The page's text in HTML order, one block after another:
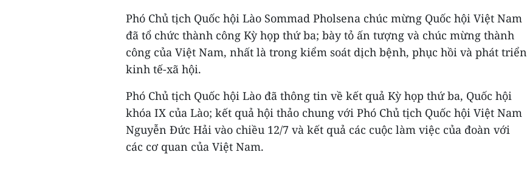
Phó Chủ tịch Quốc hội Lào Sommad Pholsena chúc mừng Quốc hội Việt Nam
đã tổ chức thành công Kỳ họp thứ ba; bày tỏ ấn tượng và chúc mừng thành
công của Việt Nam, nhất là trong kiểm soát dịch bệnh, phục hồi và phát triển
kinh tế-xã hội.
Phó Chủ tịch Quốc hội Lào đã thông tin về kết quả Kỳ họp thứ ba, Quốc hội
khóa IX của Lào; kết quả hội thảo chung với Phó Chủ tịch Quốc hội Việt Nam
Nguyễn Đức Hải vào chiều 12/7 và kết quả các cuộc làm việc của đoàn với
các cơ quan của Việt Nam.